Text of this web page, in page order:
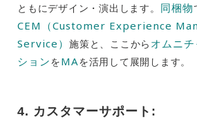
ともにデザイン・演出します。 同梱物
CEM（Customer Experience
Service） 施策と、ここから オムニ
ションをMAを活用して展開します。
4. カスタマーサポート: